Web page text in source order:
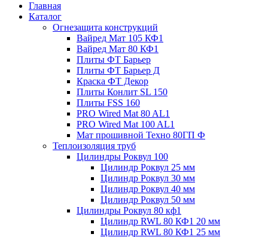
Главная
Каталог
Огнезащита конструкций
Вайред Мат 105 КФ1
Вайред Мат 80 КФ1
Плиты ФТ Барьер
Плиты ФТ Барьер Д
Краска ФТ Декор
Плиты Конлит SL 150
Плиты FSS 160
PRO Wired Mat 80 AL1
PRO Wired Mat 100 AL1
Мат прошивной Техно 80ГП Ф
Теплоизоляция труб
Цилиндры Роквул 100
Цилиндр Роквул 25 мм
Цилиндр Роквул 30 мм
Цилиндр Роквул 40 мм
Цилиндр Роквул 50 мм
Цилиндры Роквул 80 кф1
Цилиндр RWL 80 КФ1 20 мм
Цилиндр RWL 80 КФ1 25 мм